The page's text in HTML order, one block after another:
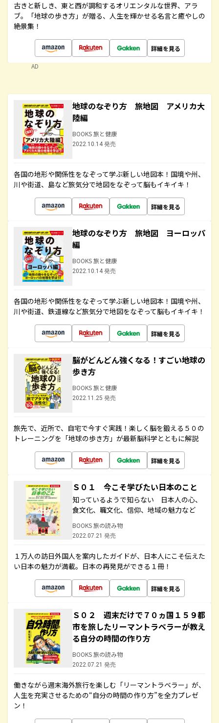
古きと新しき、東と西が調和するオリエンタルな世界、アラ
ブ。「地球の歩き方」が贈る、人生を輝かせる名言と癒やしの
絶景集！
詳細を見る
AD
地球のなぞり方 旅地図 アメリカ大
陸編
BOOKS 旅と健康
2022.10.14 発売
各国の地形や関係性をなぞって学ぶ新しい地図本！国境や州、
川や街道、島など旅気分で地図をなぞって脳もイキイキ！
詳細を見る
地球のなぞり方 旅地図 ヨーロッパ
編
BOOKS 旅と健康
2022.10.14 発売
各国の地形や関係性をなぞって学ぶ新しい地図本！国境や州、
川や街道、鉄道線など旅気分で地図をなぞって脳もイキイキ！
詳細を見る
脳がどんどん強くなる！すごい地球の
歩き方
BOOKS 旅と健康
2022.11.25 発売
旅先で、近所で、自宅で今すぐ実践！楽しく脳を鍛える５０の
トレーニングを「地球の歩き方」が最新脳科学とともに解説
詳細を見る
Ｓ０１ 今こそ学びたい日本のこと
知っているようで知らない 日本人の心、
食文化、職文化、信仰、地域の魅力など
BOOKS 旅の読み物
2022.07.21 発売
１万人の訪日外国人を案内したガイドが、日本人にこそ伝えた
い日本の魅力が満載。日本の再発見ができる１冊！
詳細を見る
Ｓ０２ 週末だけで７０ヵ国１５９都
市を旅したリーマントラベラーが教え
る自分の時間の作り方
BOOKS 旅の読み物
2022.07.21 発売
働きながら週末海外旅行を楽しむ「リーマントラベラー」が、
人生を充実させるための“自分の時間の作り方”を全力プレゼ
ン！